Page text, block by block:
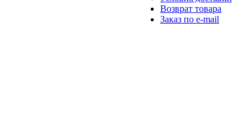
Возврат товара
Заказ по e-mail